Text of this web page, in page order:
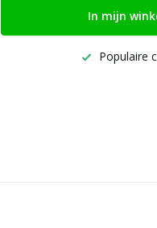
In mijn
Populaire